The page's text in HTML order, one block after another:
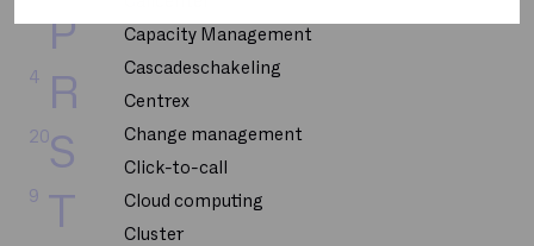
P
R
4
S
20
T
9
Capacity Management
Cascadeschakeling
Centrex
Change management
Click-to-call
Cloud computing
Cluster